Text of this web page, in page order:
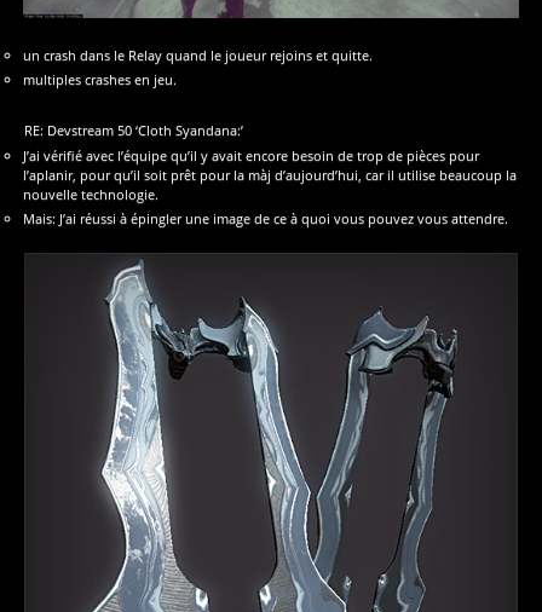
un crash dans le Relay quand le joueur rejoins et quitte.
multiples crashes en jeu.
RE: Devstream 50 ‘Cloth Syandana:’
J’ai vérifié avec l’équipe qu’il y avait encore besoin de trop de pièces pour
l’aplanir, pour qu’il soit prêt pour la màj d’aujourd’hui, car il utilise beaucoup la
nouvelle technologie.
Mais: J’ai réussi à épingler une image de ce à quoi vous pouvez vous attendre.